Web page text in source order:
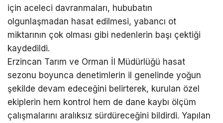
için aceleci davranmaları, hububatın
olgunlaşmadan hasat edilmesi, yabancı ot
miktarının çok olması gibi nedenlerin başı çektiği
kaydedildi.
Erzincan Tarım ve Orman İl Müdürlüğü hasat
sezonu boyunca denetimlerin il genelinde yoğun
şekilde devam edeceğini belirterek, kurulan özel
ekiplerin hem kontrol hem de dane kaybı ölçüm
çalışmalarını aralıksız sürdüreceğini bildirdi. Yapılan